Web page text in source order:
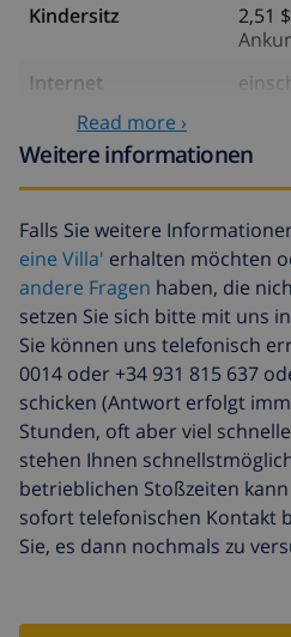
Kindersitz
2,51
Internet
Verspätete ankunft
zahlen
Reiserücktrittsfonds:
Read more ›
Weitere informationen
Falls Sie weitere
eine Villa' erhalten möchten
andere Fragen haben, die
setzen Sie sich bitte mit uns
Sie können uns telefonisch
0014 oder +34 931 815 637
schicken (Antwort erfolgt
Stunden, oft aber viel
stehen Ihnen
betrieblichen Stoßzeiten
sofort telefonischen Kontakt
Sie, es dann nochmals zu